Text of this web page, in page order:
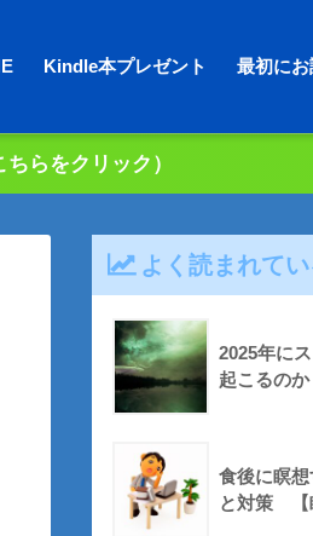
Kindle本プレゼント 最初に
らをクリック）
よく読まれて
2025年に
起こるのか
食後に瞑
と対策 【